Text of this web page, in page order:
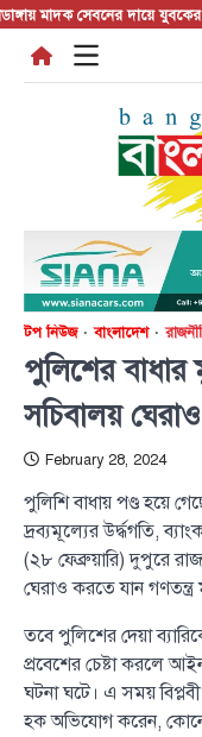
Skip
content
মাদক সেবনের দায়ে যুবকের ১০
টপ নিউজ বাংলাদেশ
পুলিশের বাধার
সচিবালয়
February 28, 2024
পুলিশি বাধায় পণ্ড হয়ে
দ্রব্যমূল্যের উর্দ্ধগতি,
(২৮ ফেব্রুয়ারি) দুপুরে
ঘেরাও করতে যান গণতন্ত্র
তবে পুলিশের দেয়া
প্রবেশের চেষ্টা করলে
ঘটনা ঘটে। এ সময়
হক অভিযোগ করেন, কোনো